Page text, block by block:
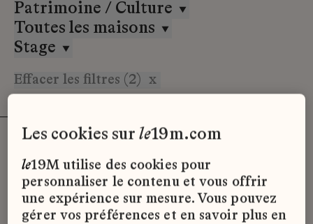
Patrimoine / Culture
Toutes les maisons
Stage
Effacer les filtres (2) x
Stage - Assistant.e Patrimoine
Atelier Montex
19M - Paris
Stage
les cookies surle19m.com
le19M utilise des cookies pour
personnaliser le contenu et vous offrir
une expérience sur mesure. Vous pouvez
gérer vos préférences et en savoir plus en